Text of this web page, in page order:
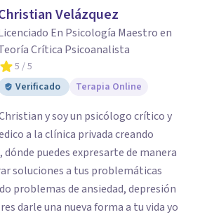
Velázquez
En Psicología Maestro en
Crítica Psicoanalista
5 / 5
Verificado
Terapia Online
y soy un psicólogo crítico y
a la clínica privada creando
dónde puedes expresarte de manera
soluciones a tus problemáticas
problemas de ansiedad, depresión
darle una nueva forma a tu vida yo